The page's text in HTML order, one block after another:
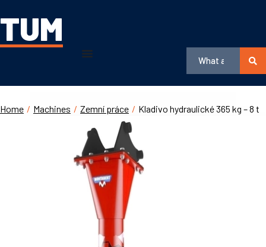
TUM
Home / Machines / Zemní práce / Kladivo hydraulické 365 kg – 8 t